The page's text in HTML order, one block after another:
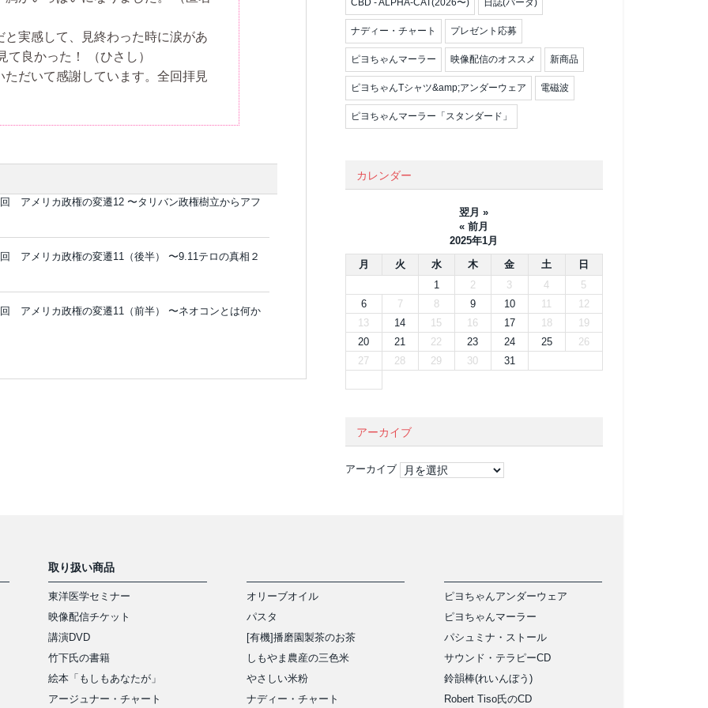
実感して、見終わった時に涙があ
て良かった！
（ひさし）
だいて感謝しています。全回拝見
アメリカ政権の変遷12 〜タリバン政権樹立からアフ
アメリカ政権の変遷11（後半） 〜9.11テロの真相２
アメリカ政権の変遷11（前半） 〜ネオコンとは何か
CBD - ALPHA-CAT(2026〜) 日誌(パータ)
ナディー・チャート プレゼント応募
ピヨちゃんマーラー 映像配信のオススメ 新商品
ピヨちゃんTシャツ&amp;アンダーウェア 電磁波
ピヨちゃんマーラー「スタンダード」
カレンダー
翌月 »
« 前月
2025年1月
月
火 水 木 金 土
日
1
2 3 4
5
6
7 8 9 10 11
12
13
14 15 16 17 18
19
20
21 22 23 24 25
26
27
28 29 30 31
アーカイブ
アーカイブ
取り扱い商品
東洋医学セミナー
映像配信チケット
講演DVD
竹下氏の書籍
絵本「もしもあなたが」
アージュナー・チャート
オリーブオイル
パスタ
[有機]播磨園製茶のお茶
しもやま農産の三色米
やさしい米粉
ナディー・チャート
ピヨちゃんアンダーウェア
ピヨちゃんマーラー
パシュミナ・ストール
サウンド・テラピーCD
鈴韻棒(れいんぼう)
Robert Tiso氏のCD